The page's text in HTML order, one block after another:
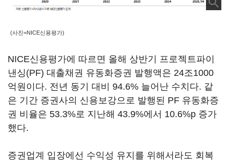
(사진=NICE신용평가)
NICE신용평가에 따르면 올해 상반기 프로젝트파이
낸싱(PF) 대출채권 유동화증권 발행액은 24조1000
억원이다. 전년 동기 대비 94.6% 늘어난 수치다. 같
은 기간 증권사의 신용보강으로 발행된 PF 유동화증
권 비율은 53.3%로 지난해 43.9%에서 10.6%p 증가
했다.
증권업계 입장에선 수익성 유지를 위해서라도 회복